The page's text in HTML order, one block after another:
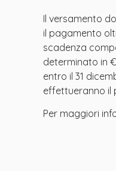
Il versamento
il pagamento
scadenza
determinato in
entro il 31
effettueranno il
Per maggiori